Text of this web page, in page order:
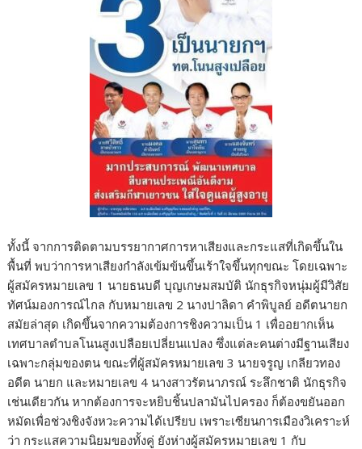
ทั้งนี้ จากการติดตามบรรยากาศการหาเสียงและกระแสที่เกิดขึ้นใน
พื้นที่ พบว่าการหาเสียงกำลังเข้มข้นขึ้นเร้าใจขึ้นทุกขณะ โดยเฉพาะ
ผู้สมัครหมายเลข 1 นายธนบดี บุญเกษมสมบัติ นักธุรกิจหนุ่มผู้มีวิสัย
ทัศน์มองการณ์ไกล กับหมายเลข 2 นางปาลิดา คำพิบูลย์ อดีตนายก
สมัยล่าสุด เกิดขึ้นจากความต้องการชิงความเป็น 1 เพื่ออยากเห็น
เทศบาลตำบลโนนสูงเปลือยเปลี่ยนแปลง ซึ่งแต่ละคนต่างมีฐานเสียง
เฉพาะกลุ่มของตน ขณะที่ผู้สมัครหมายเลข 3 นายจรูญ เกลียวทอง
อดีต นายก และหมายเลข 4 นางสาวรัตนาภรณ์ ระลึกชาติ นักธุรกิจ
เช่นเดียวกัน หากต้องการจะหยิบชิ้นปลามันไปครอง ก็ต้องขยันออก
หมัดเพื่อช่วงชิงจังหวะความได้เปรียบ เพราะเซียนการเมืองวิเคราะห์
ว่า กระแสความนิยมของทั้งคู่ ยังห่างผู้สมัครหมายเลข 1 กับ